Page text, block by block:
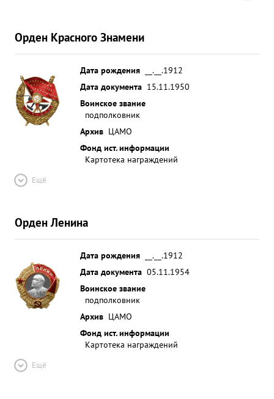
Орден Красного Знамени
Дата рождения
__.__.1912
Дата документа 15.11.1950
Воинское звание
подполковник
Архив ЦАМО
Фонд ист. информации
Картотека награждений
Ещё
Орден Ленина
Дата рождения
__.__.1912
Дата документа 05.11.1954
Воинское звание
подполковник
Архив ЦАМО
Фонд ист. информации
Картотека награждений
Ещё